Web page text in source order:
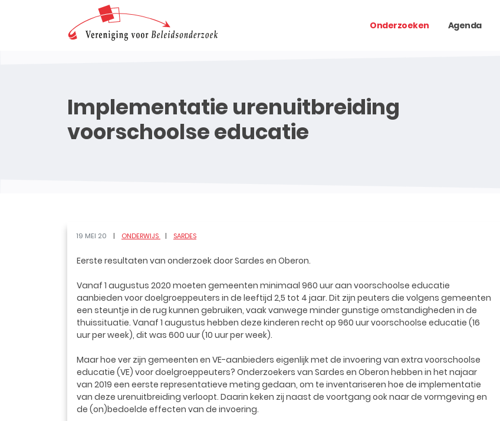
Onderzoeken Agenda
Implementatie urenuitbreiding
voorschoolse educatie
19 MEI 20 ONDERWIJS SARDES
Eerste resultaten van onderzoek door Sardes en Oberon.
Vanaf 1 augustus 2020 moeten gemeenten minimaal 960 uur aan voorschoolse educatie
aanbieden voor doelgroeppeuters in de leeftijd 2,5 tot 4 jaar. Dit zijn peuters die volgens gemeenten
een steuntje in de rug kunnen gebruiken, vaak vanwege minder gunstige omstandigheden in de
thuissituatie. Vanaf 1 augustus hebben deze kinderen recht op 960 uur voorschoolse educatie (16
uur per week), dit was 600 uur (10 uur per week).
Maar hoe ver zijn gemeenten en VE-aanbieders eigenlijk met de invoering van extra voorschoolse
educatie (VE) voor doelgroeppeuters? Onderzoekers van Sardes en Oberon hebben in het najaar
van 2019 een eerste representatieve meting gedaan, om te inventariseren hoe de implementatie
van deze urenuitbreiding verloopt. Daarin keken zij naast de voortgang ook naar de vormgeving en
de (on)bedoelde effecten van de invoering.